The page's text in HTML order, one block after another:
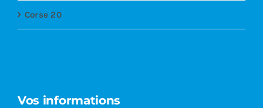
Corse 20
Vos informations